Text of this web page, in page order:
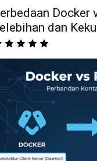
Docker
dan